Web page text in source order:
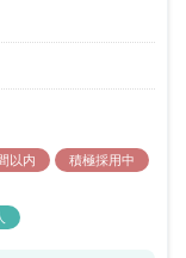
以内
積極採用中